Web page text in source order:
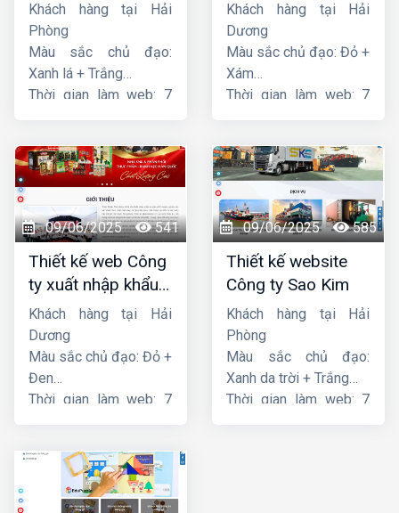
Khách hàng tại Hải
Phòng
Màu sắc chủ đạo:
Xanh lá + Trắng
Thời gian làm web: 7
Khách hàng tại Hải
Dương
Màu sắc chủ đạo: Đỏ +
Xám
Thời gian làm web: 7
09/06/2025 541
Thiết kế web Công
ty xuất nhập khẩu
Thiên Thuận Phát
Khách hàng tại Hải
Dương
Màu sắc chủ đạo: Đỏ +
Đen
Thời gian làm web: 7
09/06/2025 585
Thiết kế website
Công ty Sao Kim
Khách hàng tại Hải
Phòng
Màu sắc chủ đạo:
Xanh da trời + Trắng
Thời gian làm web: 7